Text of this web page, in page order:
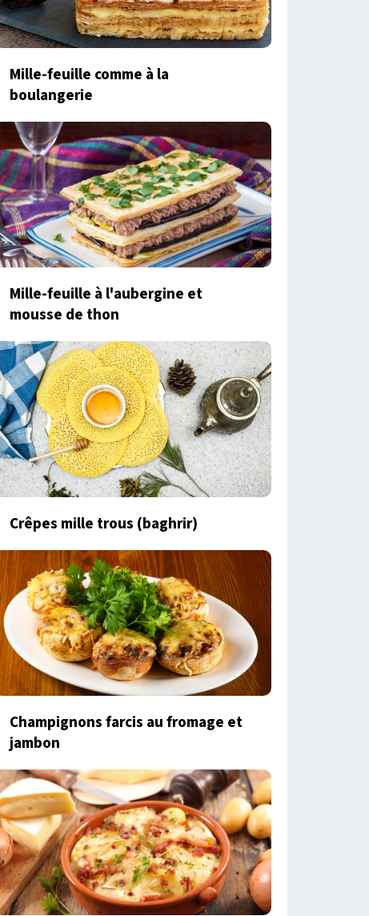
Mille-­feuille comme à la
boulangerie
Mille-feuille à l'aubergine et
mousse de thon
Crêpes mille trous (baghrir)
Champignons farcis au fromage et
jambon